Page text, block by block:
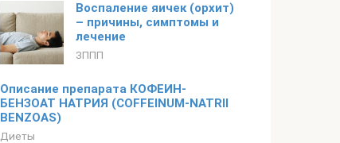
Воспаление яичек (орхит)
– причины, симптомы и
лечение
ЗППП
Описание препарата КОФЕИН-
БЕНЗОАТ НАТРИЯ (COFFEINUM-NATRII
BENZOAS)
Диеты